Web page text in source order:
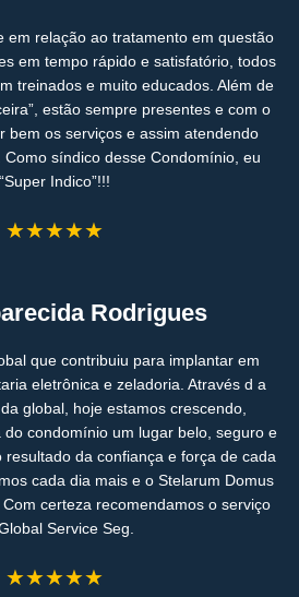
em relação ao tratamento em questão
em tempo rápido e satisfatório, todos
treinados e muito educados. Além de
estão sempre presentes e com o
bem os serviços e assim atendendo
Como síndico desse Condomínio, eu
“Super Indico”!!!
★★★★★
Rodrigues
que contribuiu para implantar em
eletrônica e zeladoria. Através d a
global, hoje estamos crescendo,
condomínio um lugar belo, seguro e
resultado da confiança e força de cada
cada dia mais e o Stelarum Domus
certeza recomendamos o serviço
Service Seg.
★★★★★